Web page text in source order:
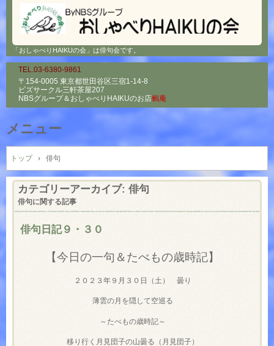
「おしゃべりHAIKUの会」は俳句会です。
TEL.03-6380-9861
〒154-0005 東京都世田谷区三宿1-14-8
ビズサークル三軒茶屋207
NBSグループ＆ おしゃべりHAIKUのお店鶫庵
メニュー
コ
ン
テ
ン
へ
トップ › 俳句
カテゴリーアーカイブ: 俳句
俳句に関する記事
俳句日記９・３０
【今日の一句＆たべもの歳時記】
２０２３年９月３０日（土） 曇り
薄雲の月を隠して空巡る
～たべもの歳時記～
移り行く月見団子の山曇る（月見団子）